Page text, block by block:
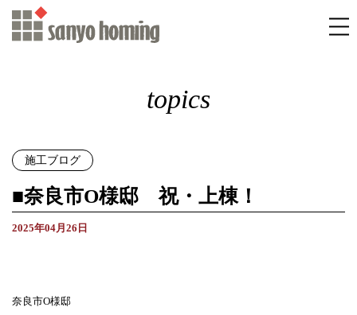
topics
施工ブログ
■奈良市O様邸 祝・上棟！
2025年04月26日
奈良市O様邸